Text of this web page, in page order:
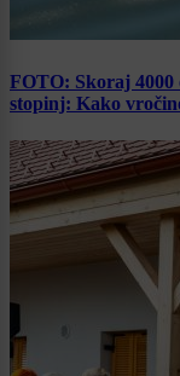
FOTO: Skoraj 4000
stopinj: Kako